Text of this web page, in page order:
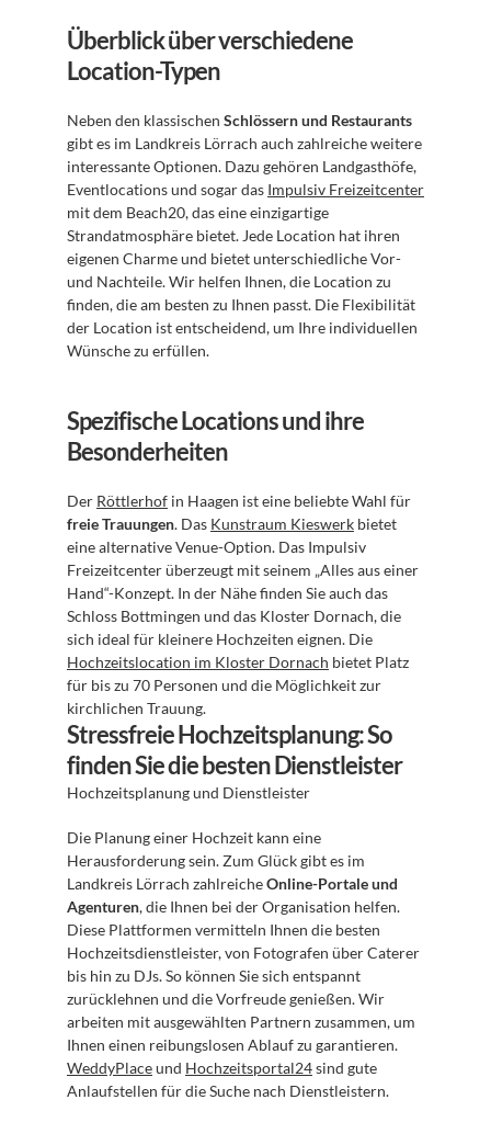
Überblick über verschiedene
Location-Typen
Neben den klassischen Schlössern und Restaurants
gibt es im Landkreis Lörrach auch zahlreiche weitere
interessante Optionen. Dazu gehören Landgasthöfe,
Eventlocations und sogar das Impulsiv Freizeitcenter
mit dem Beach20, das eine einzigartige
Strandatmosphäre bietet. Jede Location hat ihren
eigenen Charme und bietet unterschiedliche Vor-
und Nachteile. Wir helfen Ihnen, die Location zu
finden, die am besten zu Ihnen passt. Die Flexibilität
der Location ist entscheidend, um Ihre individuellen
Wünsche zu erfüllen.
Spezifische Locations und ihre
Besonderheiten
Der Röttlerhof
freie Trauungen. Das Kunstraum Kieswerk bietet
eine alternative Venue-Option. Das Impulsiv
Freizeitcenter überzeugt mit seinem „Alles aus einer
Hand“-Konzept. In der Nähe finden Sie auch das
Schloss Bottmingen und das Kloster Dornach, die
Hochzeitslocation im Kloster Dornach bietet Platz
für bis zu 70 Personen und die Möglichkeit zur
kirchlichen Trauung.
Stressfreie Hochzeitsplanung: So
finden Sie die besten Dienstleister
Hochzeitsplanung und Dienstleister
Die Planung einer Hochzeit kann eine
Herausforderung sein. Zum Glück gibt es im
Landkreis Lörrach zahlreiche Online-Portale und
Agenturen, die Ihnen bei der Organisation helfen.
Diese Plattformen vermitteln Ihnen die besten
Hochzeitsdienstleister, von Fotografen über Caterer
bis hin zu DJs. So können Sie sich entspannt
zurücklehnen und die Vorfreude genießen. Wir
arbeiten mit ausgewählten Partnern zusammen, um
WeddyPlace und Hochzeitsportal24 sind gute
Anlaufstellen für die Suche nach Dienstleistern.